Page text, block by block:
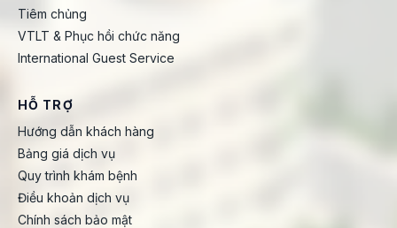
Tiêm chủng
VTLT & Phục hồi chức năng
International Guest Service
HỖ TRỢ
Hướng dẫn khách hàng
Bảng giá dịch vụ
Quy trình khám bệnh
Điều khoản dịch vụ
Chính sách bảo mật